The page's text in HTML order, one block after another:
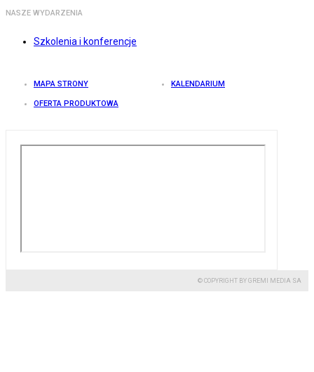
NASZE WYDARZENIA
Szkolenia i konferencje
MAPA STRONY KALENDARIUM
OFERTA PRODUKTOWA
© COPYRIGHT BY GREMI MEDIA SA